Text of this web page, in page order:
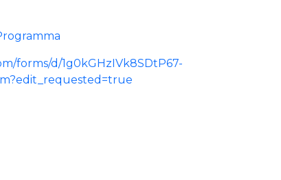
forms/d/1g0kGHzIVk8SDtP67-